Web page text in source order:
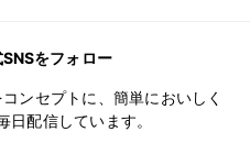
をフォロー
ンセプトに、簡単においしく
日配信しています。